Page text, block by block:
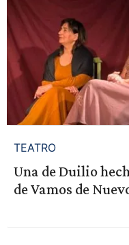
TEATRO
Una de Duilio
de Vamos de